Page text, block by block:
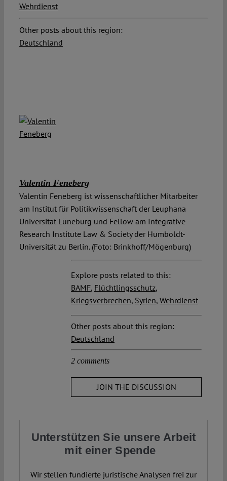
Wehrdienst
Other posts about this region:
Deutschland
Valentin Feneberg
Valentin Feneberg ist wissenschaftlicher Mitarbeiter
am Institut für Politikwissenschaft der Leuphana
Universität Lüneburg und Fellow am Integrative
Research Institute Law & Society der Humboldt-
Universität zu Berlin. (Foto: Brinkhoff/Mögenburg)
Explore posts related to this:
BAMF, Flüchtlingsschutz,
Kriegsverbrechen, Syrien, Wehrdienst
Other posts about this region:
Deutschland
2 comments
JOIN THE DISCUSSION
Unterstützen Sie unsere Arbeit
mit einer Spende
Wir stellen fundierte juristische Analysen frei zur